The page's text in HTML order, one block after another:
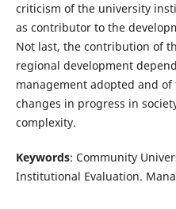
criticism of the university
as contributor to the
Not last, the contribution of
regional development
management adopted and
changes in progress in
complexity.
Keywords: Community
Institutional Evaluation.